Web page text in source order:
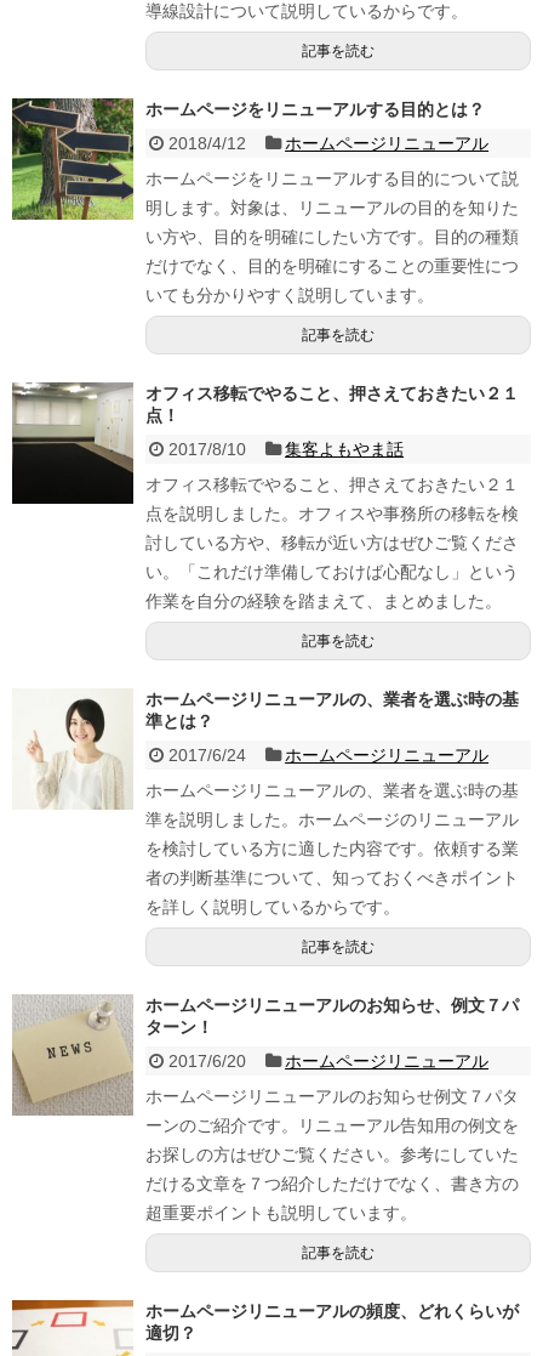
導線設計について説明しているからです。
記事を読む
ホームページをリニューアルする目的とは？
2018/4/12
ホームページリニューアル
ホームページをリニューアルする目的について説
明します。対象は、リニューアルの目的を知りた
い方や、目的を明確にしたい方です。目的の種類
だけでなく、目的を明確にすることの重要性につ
いても分かりやすく説明しています。
記事を読む
オフィス移転でやること、押さえておきたい２１
点！
2017/8/10
集客よもやま話
オフィス移転でやること、押さえておきたい２１
点を説明しました。オフィスや事務所の移転を検
討している方や、移転が近い方はぜひご覧くださ
い。「これだけ準備しておけば心配なし」という
作業を自分の経験を踏まえて、まとめました。
記事を読む
ホームページリニューアルの、業者を選ぶ時の基
準とは？
2017/6/24
ホームページリニューアル
ホームページリニューアルの、業者を選ぶ時の基
準を説明しました。ホームページのリニューアル
を検討している方に適した内容です。依頼する業
者の判断基準について、知っておくべきポイント
を詳しく説明しているからです。
記事を読む
ホームページリニューアルのお知らせ、例文７パ
ターン！
2017/6/20
ホームページリニューアル
ホームページリニューアルのお知らせ例文７パタ
ーンのご紹介です。リニューアル告知用の例文を
お探しの方はぜひご覧ください。参考にしていた
だける文章を７つ紹介しただけでなく、書き方の
超重要ポイントも説明しています。
記事を読む
ホームページリニューアルの頻度、どれくらいが
適切？